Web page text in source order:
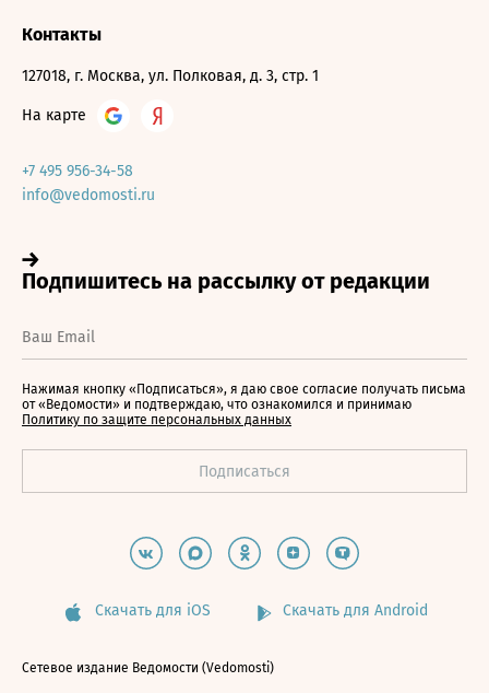
Контакты
127018, г. Москва, ул. Полковая, д. 3, стр. 1
На карте
+7 495 956-34-58
info@vedomosti.ru
Нажимая кнопку «Подписаться», я даю свое согласие получать письма
от «Ведомости» и подтверждаю, что ознакомился и принимаю
Политику по защите персональных данных
Скачать для iOS Скачать для Android
Сетевое издание Ведомости (Vedomosti)